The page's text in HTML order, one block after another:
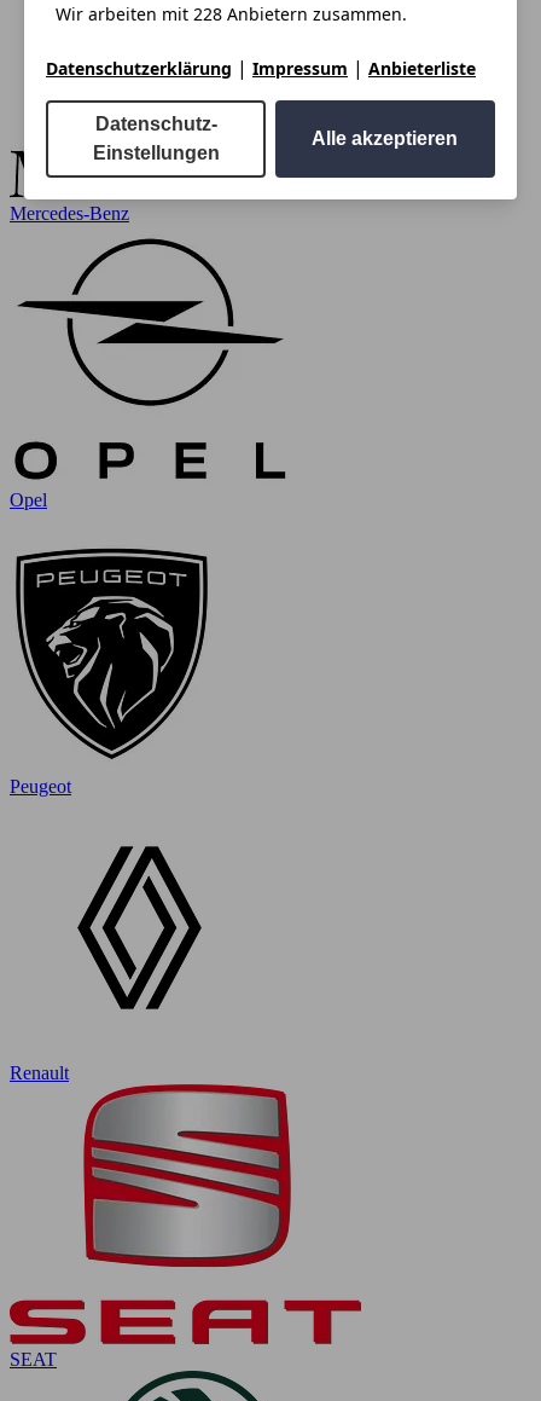
Mercedes-Benz
Opel
Peugeot
Renault
SEAT
Wir arbeiten mit 228 Anbietern zusammen.
Datenschutzerklärung | Impressum | Anbieterliste
Datenschutz-
Einstellungen
Alle akzeptieren